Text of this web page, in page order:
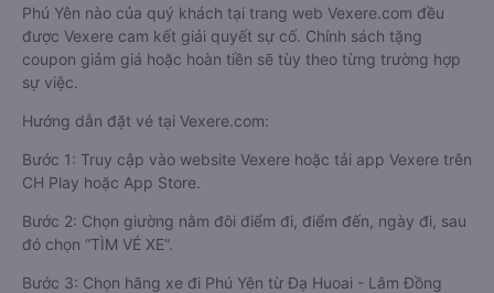
Phú Yên nào của quý khách tại trang web Vexere.com đều
được Vexere cam kết giải quyết sự cố. Chính sách tặng
coupon giảm giá hoặc hoàn tiền sẽ tùy theo từng trường hợp
sự việc.
Hướng dẫn đặt vé tại Vexere.com:
Bước 1: Truy cập vào website Vexere hoặc tải app Vexere trên
CH Play hoặc App Store.
Bước 2: Chọn giường nằm đôi điểm đi, điểm đến, ngày đi, sau
đó chọn “TÌM VÉ XE”.
Bước 3: Chọn hãng xe đi Phú Yên từ Đạ Huoai - Lâm Đồng